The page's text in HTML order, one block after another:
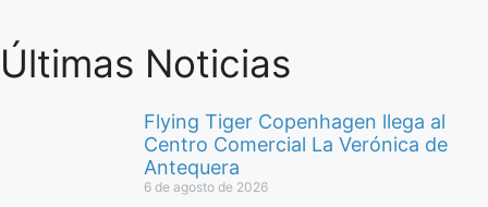
Últimas Noticias
Flying Tiger Copenhagen llega al
Centro Comercial La Verónica de
Antequera
6 de agosto de 2026